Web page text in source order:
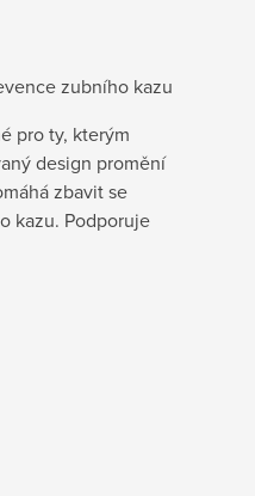
zubního kazu
pro ty, kterým
design promění
zbavit se
kazu. Podporuje